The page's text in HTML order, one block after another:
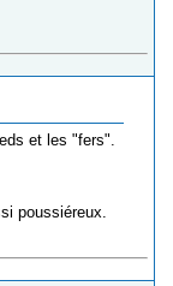
et les "fers".
poussiéreux.